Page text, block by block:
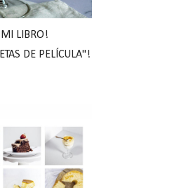
MI LIBRO!
DE PELÍCULA"!